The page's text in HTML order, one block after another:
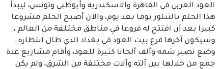
العود العربي في القاهرة والاسكندرية وأبوظبي وتونس، ليبدأ
هذا الحلم بالتبلور يوما بعد يوم، والآن أصبح الحلم مشروعا
كبيرا بعد أن افتتح له فروعا في مناطق مختلفة من العالم ،
وسيكون آخرها فرع بيت العود في بغداد الذي طال انتظاره .
وضع نصير شمه وألف ألحانا كثيرة للعود، وأقام مشاريع عدة
جمع من خلالها بين آلته وآلات مختلفة من الشرق، ولم يكن